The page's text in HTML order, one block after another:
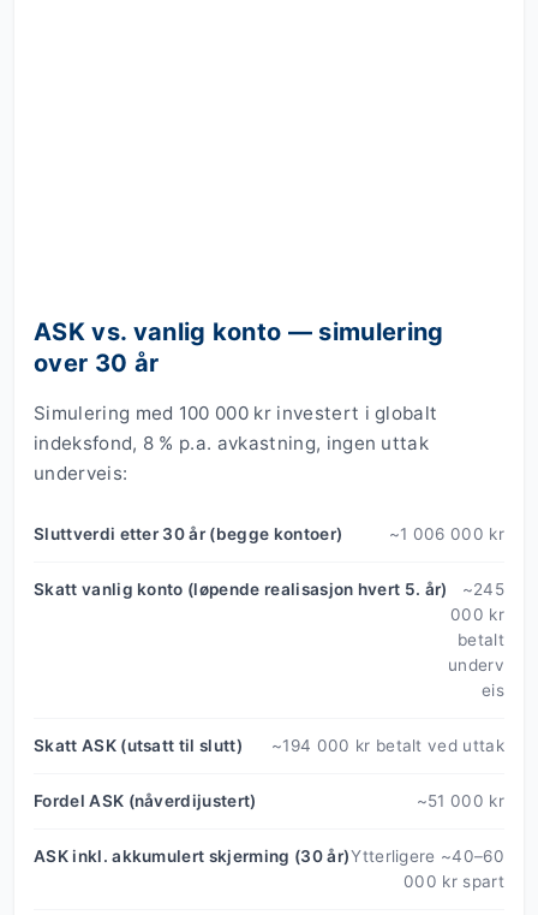
ASK vs. vanlig konto — simulering
over 30 år
Simulering med 100 000 kr investert i globalt
indeksfond, 8 % p.a. avkastning, ingen uttak
underveis:
Sluttverdi etter 30 år (begge kontoer) ~1 006 000 kr
Skatt vanlig konto (løpende realisasjon hvert 5. år)
~245
000 kr
betalt
underv
eis
Skatt ASK (utsatt til slutt) ~194 000 kr betalt ved uttak
Fordel ASK (nåverdijustert) ~51 000 kr
ASK inkl. akkumulert skjerming (30 år)Ytterligere ~40–60
000 kr spart